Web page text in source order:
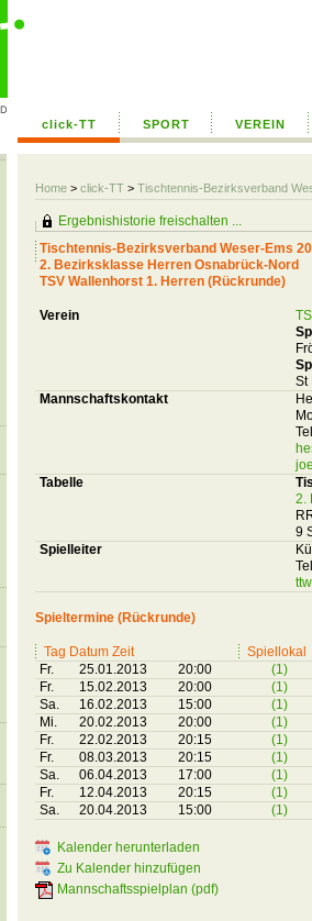
click-TT SPORT VEREIN
Home > click-TT > Tischtennis-Bezirksverband
Ergebnishistorie freischalten ...
Tischtennis-Bezirksverband Weser-Ems
2. Bezirksklasse Herren Osnabrück-Nord
TSV Wallenhorst 1. Herren (Rückrunde)
Verein
St
Mannschaftskontakt
Tabelle
2.
9
Spielleiter
Spieltermine (Rückrunde)
Tag Datum Zeit
Spiellokal
Fr.
25.01.2013 20:00
(1)
Fr.
15.02.2013 20:00
(1)
Sa.
16.02.2013 15:00
(1)
Mi.
20.02.2013 20:00
(1)
Fr.
22.02.2013 20:15
(1)
Fr.
08.03.2013 20:15
(1)
Sa.
06.04.2013 17:00
(1)
Fr.
12.04.2013 20:15
(1)
Sa.
20.04.2013 15:00 (1)
Kalender herunterladen
Zu Kalender hinzufügen
Mannschaftsspielplan (pdf)